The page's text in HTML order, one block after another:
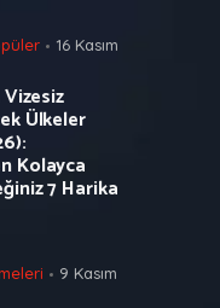
16 Kasım
Vizesiz
Ülkeler
Kolayca
7 Harika
9 Kasım